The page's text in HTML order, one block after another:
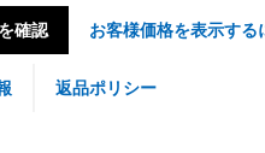
確認 お客様価格を表示す
返品ポリシー